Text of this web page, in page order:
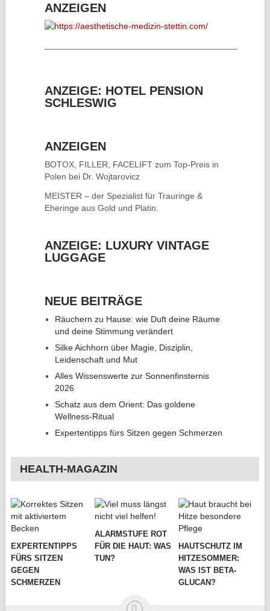
ANZEIGEN
ANZEIGE: HOTEL PENSION
SCHLESWIG
ANZEIGEN
BOTOX, FILLER, FACELIFTzum Top-Preis in
Polen bei Dr. Wojtarovicz
MEISTER – der Spezialist für Trauringe &
Eheringe aus Gold und Platin.
ANZEIGE: LUXURY VINTAGE
LUGGAGE
NEUE BEITRÄGE
Räuchern zu Hause: wie Duft deine Räume
und deine Stimmung verändert
Silke Aichhorn über Magie, Disziplin,
Leidenschaft und Mut
Alles Wissenswerte zur Sonnenfinsternis
2026
Schatz aus dem Orient: Das goldene
Wellness-Ritual
Expertentipps fürs Sitzen gegen Schmerzen
HEALTH-MAGAZIN
EXPERTENTIPPS
FÜRS SITZEN
GEGEN
SCHMERZEN
ALARMSTUFE ROT
FÜR DIE HAUT: WAS
TUN?
HAUTSCHUTZ IM
HITZESOMMER:
WAS IST BETA-
GLUCAN?